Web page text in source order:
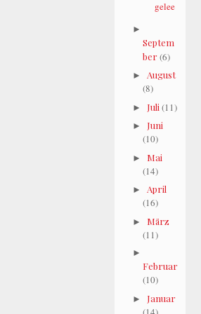
gelee
►
Septem
ber(6)
►August
(8)
► Juli (11)
► Juni
(10)
► Mai
(14)
►April
(16)
► März
(11)
►
Februar
(10)
► Januar